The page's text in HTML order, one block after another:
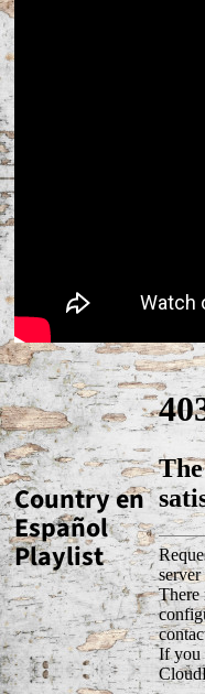
Country en
Español
Playlist